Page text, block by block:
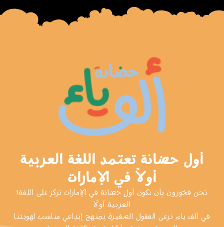
أول حضانة تعتمد اللغة العربية
أولاً في الإمارات
!نحن فخورون بأن نكون أول حضانة في الإمارات تركز على اللغة
العربية أولًا
في ألف ياء, نرعى العقول الصغيرة بمنهج إبداعي مناسب لهويتنا